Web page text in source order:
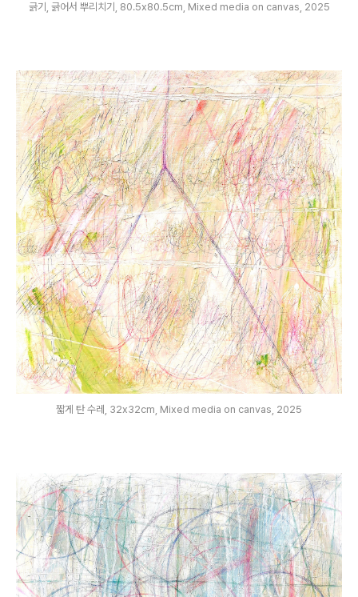
긁기, 긁어서 뿌리치기, 80.5x80.5cm, Mixed media on canvas, 2025
짧게 탄 수레, 32x32cm, Mixed media on canvas, 2025